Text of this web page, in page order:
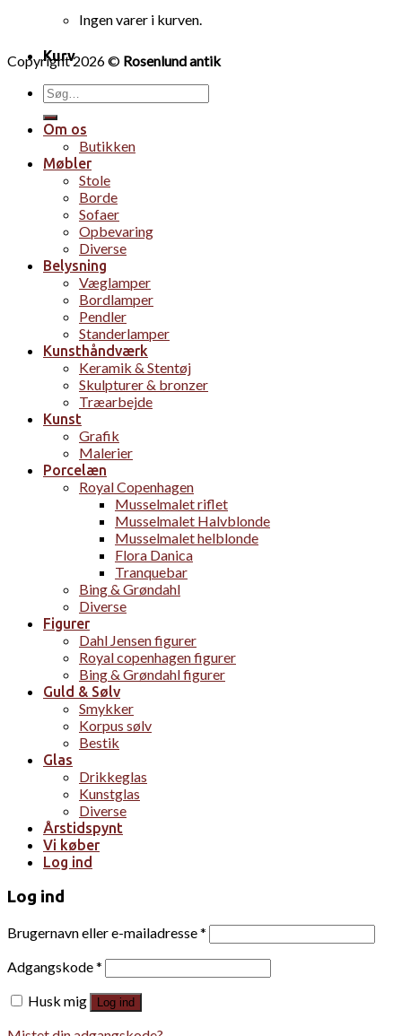
Ingen varer i kurven.
Kurv
Ingen varer i kurven.
Copyright 2026 © Rosenlund antik
Søg
efter:
Om os
Butikken
Møbler
Stole
Borde
Sofaer
Opbevaring
Diverse
Belysning
Væglamper
Bordlamper
Pendler
Standerlamper
Kunsthåndværk
Keramik & Stentøj
Skulpturer & bronzer
Træarbejde
Kunst
Grafik
Malerier
Porcelæn
Royal Copenhagen
Musselmalet riflet
Musselmalet Halvblonde
Musselmalet helblonde
Flora Danica
Tranquebar
Bing & Grøndahl
Diverse
Figurer
Dahl Jensen figurer
Royal copenhagen figurer
Bing & Grøndahl figurer
Guld & Sølv
Smykker
Korpus sølv
Bestik
Glas
Drikkeglas
Kunstglas
Diverse
Årstidspynt
Vi køber
Log ind
Log ind
Brugernavn eller e-mailadresse*
Adgangskode*
Husk mig
Log ind